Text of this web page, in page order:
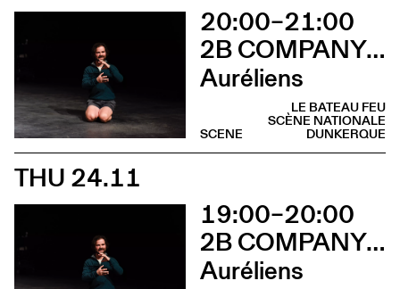
20:00–21:00
2B COMPANY - FRANÇOIS GREMAUD
Auréliens
LE BATEAU FEU
SCÈNE NATIONALE
DUNKERQUE
SCENE
THU 24.11
19:00–20:00
2B COMPANY - FRANÇOIS GREMAUD
Auréliens